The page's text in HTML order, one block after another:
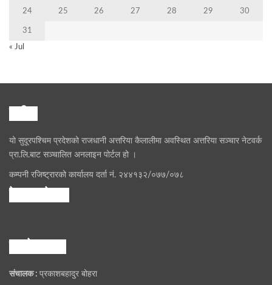
24 25 26 27 28 29 30
31
« Jul
यो सुदूरपश्चिम प्रदेशको राजधानी अत्तरिया कैलालीमा अवस्थित अत्तरिया सञ्चार नेटवर्क
प्रा.लि.बाट सञ्चालित अनलाइन पोर्टल हो ।
कम्पनी रजिष्ट्रारको कार्यालय दर्ता नं. २४४१३२/०७७/०७८
संचालक : प्रकाशबहादुर बोहरा